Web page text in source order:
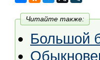
Читайте также:
Большой